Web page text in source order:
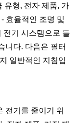
유형, 전자 제품, 가
효율적인 조명 및
전기 시스템으로 들
니다. 다음은 필터
일반적인 지침입
전기를 줄이기 위